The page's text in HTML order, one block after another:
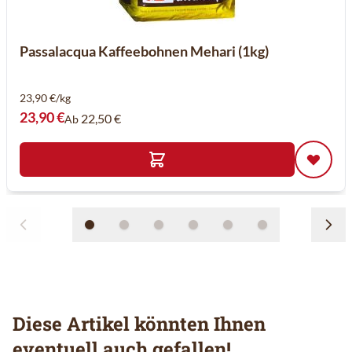
Passalacqua Kaffeebohnen Mehari (1kg)
23,90 €/kg
23,90 €Ab 22,50 €
Diese Artikel könnten Ihnen